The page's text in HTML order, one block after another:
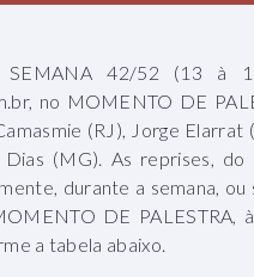
SEMANA 42/52 (13 à
no MOMENTO DE
(RJ), Jorge Elarrat
(MG). As reprises, do
durante a semana, ou
DE PALESTRA,
a tabela abaixo.